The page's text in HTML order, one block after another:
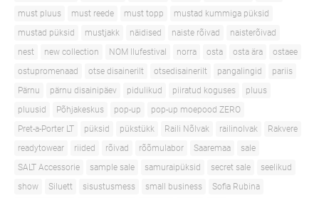
must pluus
must reede must topp
mustad kummiga püksid
mustad püksid
mustjakk näidised naiste rõivad
naisterõivad
nest
new collection NOM Ilufestival norra osta osta ära
ostaee
ostupromenaad
otse disainerilt otsedisainerilt pangalingid
pariis
Pärnu
pärnu disainipäev pidulikud piiratud koguses
pluus
pluusid
Põhjakeskus pop-up
pop-up moepood ZERO
Pret-a-Porter LT
püksid pükstükk Raili Nõlvak railinolvak
Rakvere
readytowear
riided rõivad rõõmulabor Saaremaa
sale
SALT Accessorie
sample sale samuraipüksid secret sale
seelikud
show
Siluett sisustusmess small business
Sofia Rubina